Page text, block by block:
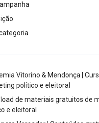
Vitorino & Mendonça |
político e eleitoral
de materiais gratuitos de
e eleitoral